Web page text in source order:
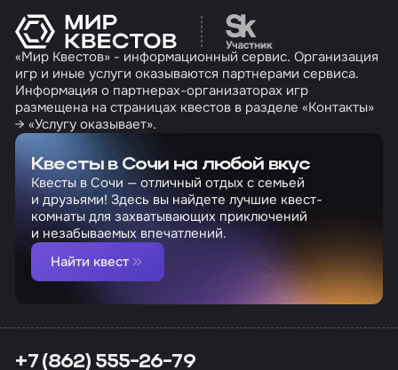
Перейти на сайт
«Мир Квестов» - информационный сервис. Организация
игр и иные услуги оказываются партнерами сервиса.
Информация о партнерах-организаторах игр
размещена на страницах квестов в разделе «Контакты»
→ «Услугу оказывает».
Квесты в Сочи на любой вкус
Квесты в Сочи — отличный отдых с семьей
и друзьями! Здесь вы найдете лучшие квест-
комнаты для захватывающих приключений
и незабываемых впечатлений.
Найти квест
+7 (862) 555-26-79